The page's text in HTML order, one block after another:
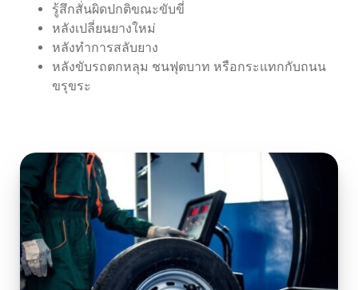
รู้สึกสั่นผิดปกติขณะขับขี่
หลังเปลี่ยนยางใหม่
หลังทำการสลับยาง
หลังขับรถตกหลุม ชนฟุตบาท หรือกระแทกกับถนน
ขรุขระ